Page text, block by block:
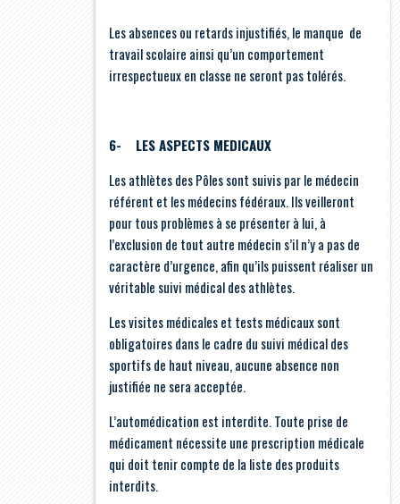
Les absences ou retards injustifiés, le manque de
travail scolaire ainsi qu’un comportement
irrespectueux en classe ne seront pas tolérés.
6- LES ASPECTS MEDICAUX
Les athlètes des Pôles sont suivis par le médecin
référent et les médecins fédéraux. Ils veilleront
pour tous problèmes à se présenter à lui, à
l’exclusion de tout autre médecin s’il n’y a pas de
caractère d’urgence, afin qu’ils puissent réaliser un
véritable suivi médical des athlètes.
Les visites médicales et tests médicaux sont
obligatoires dans le cadre du suivi médical des
sportifs de haut niveau, aucune absence non
justifiée ne sera acceptée.
L’automédication est interdite. Toute prise de
médicament nécessite une prescription médicale
qui doit tenir compte de la liste des produits
interdits.